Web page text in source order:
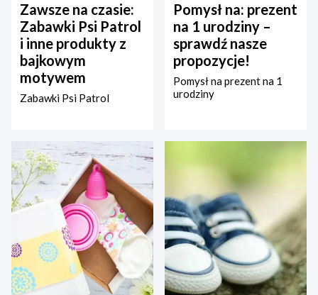
Zawsze na czasie:
Zabawki Psi Patrol
i inne produkty z
bajkowym
motywem
Zabawki Psi Patrol
Pomysł na: prezent
na 1 urodziny –
sprawdź nasze
propozycje!
Pomysł na prezent na 1
urodziny